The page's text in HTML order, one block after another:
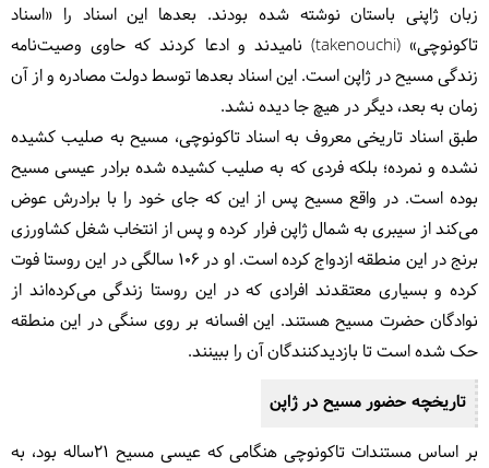
زبان ژاپنی باستان نوشته شده بودند. بعدها این اسناد را «اسناد
تاکونوچی» (takenouchi) نامیدند و ادعا کردند که حاوی وصیت‌نامه
زندگی مسیح در ژاپن است. این اسناد بعدها توسط دولت مصادره و از آن
زمان به بعد، دیگر در هیچ جا دیده نشد.
طبق اسناد تاریخی معروف به اسناد تاکونوچی، مسیح به صلیب کشیده
نشده و نمرده؛ بلکه فردی که به صلیب کشیده شده برادر عیسی مسیح
بوده است. در واقع مسیح پس از این که جای خود را با برادرش عوض
می‌کند از سیبری به شمال ژاپن فرار کرده و پس از انتخاب شغل کشاورزی
برنج در این منطقه ازدواج کرده است. او در 106 سالگی در این روستا فوت
کرده و بسیاری معتقدند افرادی که در این روستا زندگی می‌کرده‌اند از
نوادگان حضرت مسیح هستند. این افسانه بر روی سنگی در این منطقه
حک شده است تا بازدیدکنندگان آن را ببینند.
تاریخچه حضور مسیح در ژاپن
بر اساس مستندات تاکونوچی هنگامی که عیسی مسیح ۲۱ساله بود، به